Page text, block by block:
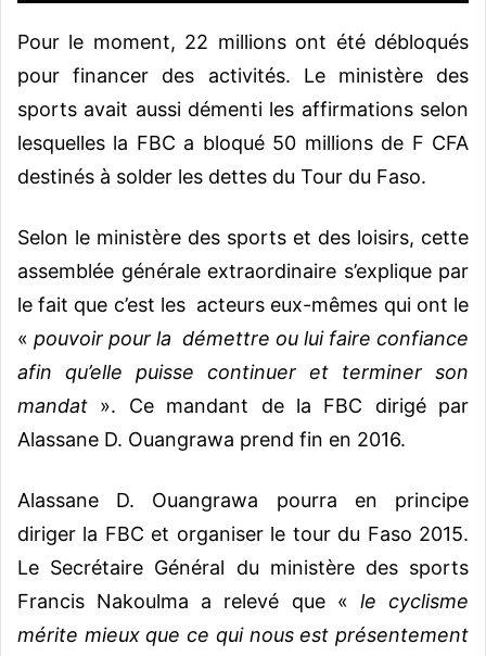
Pour le moment, 22 millions ont été débloqués
pour financer des activités. Le ministère des
sports avait aussi démenti les affirmations selon
lesquelles la FBC a bloqué 50 millions de F CFA
destinés à solder les dettes du Tour du Faso.
Selon le ministère des sports et des loisirs, cette
assemblée générale extraordinaire s’explique par
le fait que c’est les acteurs eux-mêmes qui ont le
« pouvoir pour la démettre ou lui faire confiance
afin qu’elle puisse continuer et terminer son
mandat ». Ce mandant de la FBC dirigé par
Alassane D. Ouangrawa prend fin en 2016.
Alassane D. Ouangrawa pourra en principe
diriger la FBC et organiser le tour du Faso 2015.
Le Secrétaire Général du ministère des sports
Francis Nakoulma a relevé que « le cyclisme
mérite mieux que ce qui nous est présentement